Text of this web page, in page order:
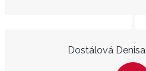
Dostálová Denisa